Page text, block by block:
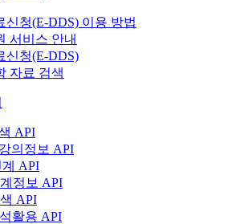
신청(E-DDS) 이용 방법
서비스 안내
신청(E-DDS)
자료 검색
API
의정보 API
API
정보 API
API
활용 API